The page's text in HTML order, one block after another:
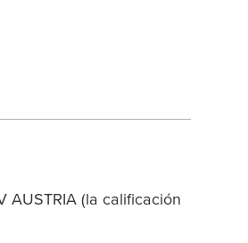
AUSTRIA (la calificación